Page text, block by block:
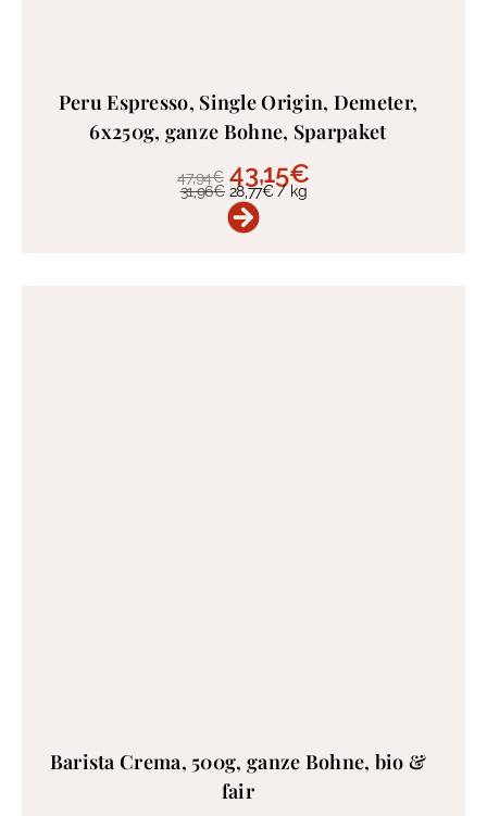
Peru Espresso, Single Origin, Demeter,
6x250g, ganze Bohne, Sparpaket
47,94€ 43,15€
31,96€ 28,77€/kg
Barista Crema, 500g, ganze Bohne, bio &
fair